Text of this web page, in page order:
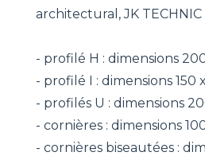
architectural, JK
- profilé H : dimensions
- profilé I : dimensions
- profilés U : dimensions
- cornières : dimensions
- cornières biseautées :